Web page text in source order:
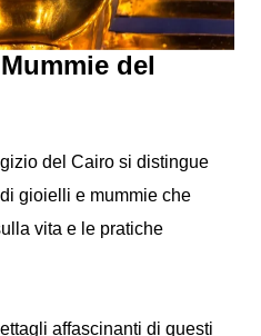
del
del Cairo si distingue
gioielli e mummie che
vita e le pratiche
affascinanti di questi